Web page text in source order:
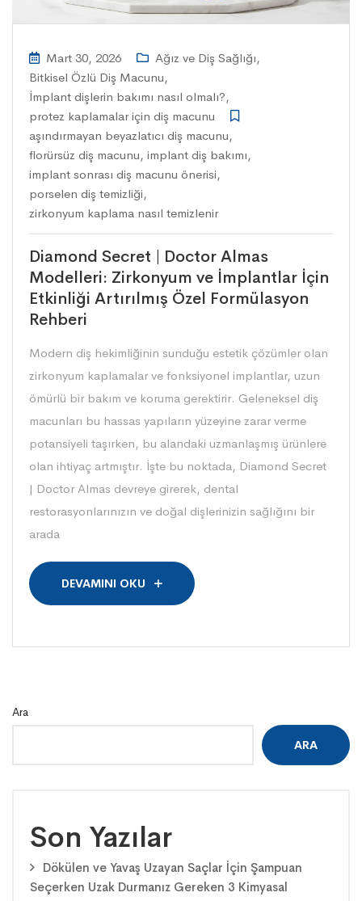
Mart 30, 2026 Ağız ve Diş Sağlığı,
Bitkisel Özlü Diş Macunu,
İmplant dişlerin bakımı nasıl olmalı?,
protez kaplamalar için diş macunu
aşındırmayan beyazlatıcı diş macunu,
florürsüz diş macunu, implant diş bakımı,
implant sonrası diş macunu önerisi,
porselen diş temizliği,
zirkonyum kaplama nasıl temizlenir
Diamond Secret | Doctor Almas
Modelleri: Zirkonyum ve İmplantlar İçin
Etkinliği Artırılmış Özel Formülasyon
Rehberi
Modern diş hekimliğinin sunduğu estetik çözümler olan
zirkonyum kaplamalar ve fonksiyonel implantlar, uzun
ömürlü bir bakım ve koruma gerektirir. Geleneksel diş
macunları bu hassas yapıların yüzeyine zarar verme
potansiyeli taşırken, bu alandaki uzmanlaşmış ürünlere
olan ihtiyaç artmıştır. İşte bu noktada, Diamond Secret
| Doctor Almas devreye girerek, dental
restorasyonlarınızın ve doğal dişlerinizin sağlığını bir
arada
DEVAMINI OKU
Ara
ARA
Son Yazılar
Dökülen ve Yavaş Uzayan Saçlar İçin Şampuan
Seçerken Uzak Durmanız Gereken 3 Kimyasal